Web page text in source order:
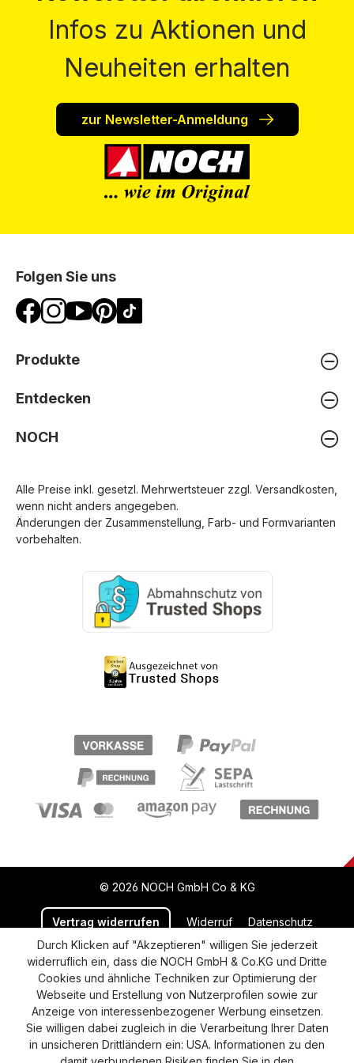
Infos zu Aktionen und
Neuheiten erhalten
zur Newsletter-Anmeldung
Folgen Sie uns
Produkte
Entdecken
NOCH
Alle Preise inkl. gesetzl. Mehrwertsteuer zzgl. Versandkosten
wenn nicht anders angegeben.
Änderungen der Zusammenstellung, Farb- und Formvarianten
vorbehalten.
© 2026 NOCH GmbH Co & KG
Vertrag widerrufen Widerruf Datenschutz
Versand und Zahlung AGB
Impressum
Cookie-Einstellungen
Barrierefreiheitserklärung
Durch Klicken auf "Akzeptieren" willigen Sie jederzeit
widerruflich ein, dass die NOCH GmbH & Co.KG und Dritte
Cookies und ähnliche Techniken zur Optimierung der
Webseite und Erstellung von Nutzerprofilen sowie zur
Anzeige von interessenbezogener Werbung einsetzen.
Sie willigen dabei zugleich in die Verarbeitung Ihrer Daten
in unsicheren Drittländern ein: USA. Informationen zu den